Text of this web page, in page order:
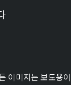
이미지는 보도용